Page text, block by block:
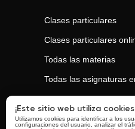
Clases particulares
Clases particulares
Todas las materias
Todas las asignaturas
Todas las ciudades
¡Este sitio web utiliza
Utilizamos cookies para identificar a los
configuraciones del usuario, analizar el